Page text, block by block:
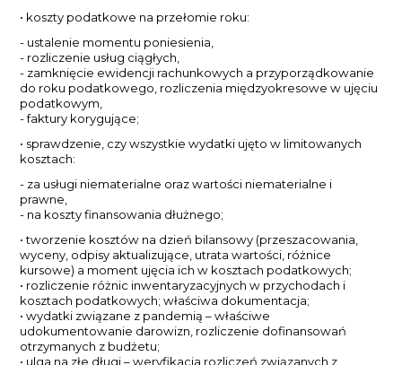
• koszty podatkowe na przełomie roku:
- ustalenie momentu poniesienia,
- rozliczenie usług ciągłych,
- zamknięcie ewidencji rachunkowych a przyporządkowanie
do roku podatkowego, rozliczenia międzyokresowe w ujęciu
podatkowym,
- faktury korygujące;
• sprawdzenie, czy wszystkie wydatki ujęto w limitowanych
kosztach:
- za usługi niematerialne oraz wartości niematerialne i
prawne,
- na koszty finansowania dłużnego;
• tworzenie kosztów na dzień bilansowy (przeszacowania,
wyceny, odpisy aktualizujące, utrata wartości, różnice
kursowe) a moment ujęcia ich w kosztach podatkowych;
• rozliczenie różnic inwentaryzacyjnych w przychodach i
kosztach podatkowych; właściwa dokumentacja;
• wydatki związane z pandemią – właściwe
udokumentowanie darowizn, rozliczenie dofinansowań
otrzymanych z budżetu;
• ulga na złe długi – weryfikacja rozliczeń związanych z